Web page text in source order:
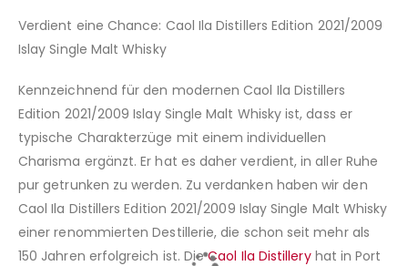
Verdient eine Chance: Caol Ila Distillers Edition 2021/2009
Islay Single Malt Whisky
Kennzeichnend für den modernen Caol Ila Distillers
Edition 2021/2009 Islay Single Malt Whisky ist, dass er
typische Charakterzüge mit einem individuellen
Charisma ergänzt. Er hat es daher verdient, in aller Ruhe
pur getrunken zu werden. Zu verdanken haben wir den
Caol Ila Distillers Edition 2021/2009 Islay Single Malt Whisky
einer renommierten Destillerie, die schon seit mehr als
150 Jahren erfolgreich ist. DieCaol Ila Distilleryhat in Port